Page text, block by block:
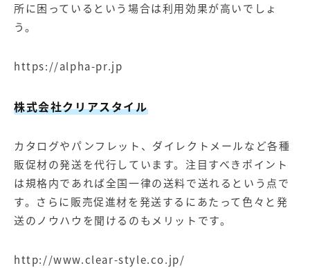
所に困っているという場合は利用効果が高いでしょ
う。
https://alpha-pr.jp
株式会社クリアスタイル
カタログやパンフレット、ダイレクトメールなど各種
販促材の発送を代行しています。注目すべきポイント
は規格内であれば全国一律の送料で送れるという点で
す。さらに販売促進材を発送するにあたって色々と発
送のノウハウを聞けるのもメリットです。
http://www.clear-style.co.jp/